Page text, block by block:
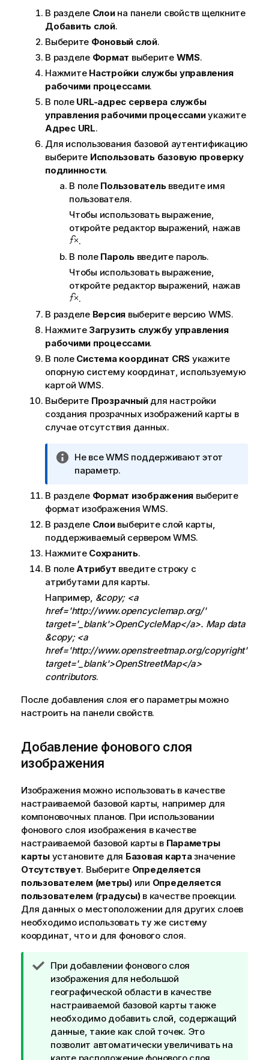
и
е
к
р
е
д
у
п
р
е
ж
д
В разделе Слоина панели свойств щелкните
Добавить слой.
Выберите Фоновый слой.
В разделе Формат выберите WMS.
Нажмите Настройки службы управления
рабочими процессами.
В поле URL-адрес сервера службы
управления рабочими процессамиукажите
Адрес URL.
Для использования базовой аутентификацию
выберите Использовать базовую проверку
подлинности.
В поле Пользовательвведите имя
пользователя.
Чтобы использовать выражение,
откройте редактор выражений, нажав
.
В поле Парольвведите пароль.
Чтобы использовать выражение,
откройте редактор выражений, нажав
.
В разделе Версия выберите версию WMS.
Нажмите Загрузить службу управления
рабочими процессами.
В поле Система координат CRS укажите
опорную систему координат, используемую
картойWMS.
Выберите Прозрачныйдля настройки
создания прозрачных изображений карты в
случае отсутствия данных.
П
р
м
е
ч
а
н
е
к
и
н
ф
о
р
м
а
Не всеWMS поддерживают этот
параметр.
В разделе Формат изображения выберите
формат изображенияWMS.
В разделе Слоивыберите слой карты,
поддерживаемый сервером WMS.
Нажмите Сохранить.
В поле Атрибут введите строку с
атрибутами для карты.
Например, &copy; <a
href='http://www.opencyclemap.org/'
target='_blank'>OpenCycleMap</a>. Map data
&copy; <a
href='http://www.openstreetmap.org/copyright'
target='_blank'>OpenStreetMap</a>
contributors.
После добавления слоя его параметры можно
настроить на панели свойств.
Добавление фонового слоя
изображения
Изображения можно использовать в качестве
настраиваемой базовой карты, например для
компоновочных планов. При использовании
фонового слоя изображения в качестве
настраиваемой базовой карты в Параметры
картыустановите для Базовая картазначение
Отсутствует. Выберите Определяется
пользователем (метры)или Определяется
пользователем (градусы)в качестве проекции.
Для данных о местоположении для других слоев
необходимо использовать ту же систему
координат, что и для фонового слоя.
П
р
и
м
е
ч
а
н
При добавлении фонового слоя
изображения для небольшой
географической области в качестве
настраиваемой базовой карты также
необходимо добавить слой, содержащий
данные, такие как слой точек. Это
позволит автоматически увеличивать на
карте расположение фонового слоя